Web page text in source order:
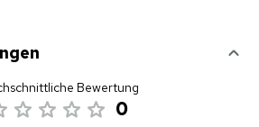
Bewertung
0